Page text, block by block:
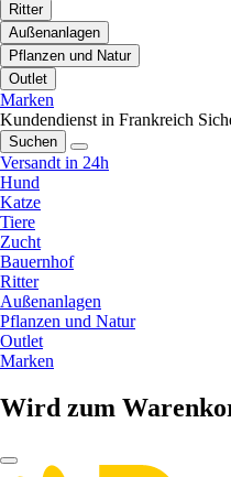
Ritter
Außenanlagen
Pflanzen und Natur
Outlet
Marken
Kundendienst in Frankreich
Suchen
Versandt in 24h
Hund
Katze
Tiere
Zucht
Bauernhof
Ritter
Außenanlagen
Pflanzen und Natur
Outlet
Marken
Wird zum